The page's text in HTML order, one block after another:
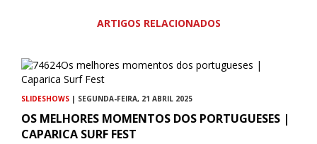
ARTIGOS RELACIONADOS
SLIDESHOWS | SEGUNDA-FEIRA, 21 ABRIL 2025
OS MELHORES MOMENTOS DOS PORTUGUESES |
CAPARICA SURF FEST